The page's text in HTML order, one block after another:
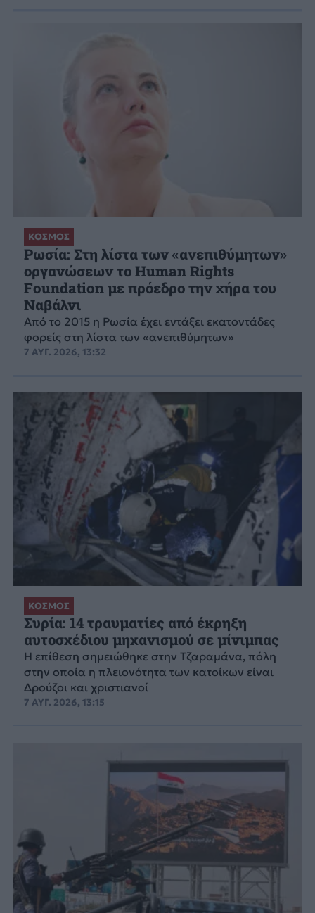
ΚΟΣΜΟΣ
Ρωσία: Στη λίστα των «ανεπιθύμητων»
οργανώσεων το Human Rights
Foundation με πρόεδρο την χήρα του
Ναβάλνι
Από το 2015 η Ρωσία έχει εντάξει εκατοντάδες
φορείς στη λίστα των «ανεπιθύμητων»
7 ΑΥΓ. 2026, 13:32
ΚΟΣΜΟΣ
Συρία: 14 τραυματίες από έκρηξη
αυτοσχέδιου μηχανισμού σε μίνιμπας
Η επίθεση σημειώθηκε στην Τζαραμάνα, πόλη
στην οποία η πλειονότητα των κατοίκων είναι
Δρούζοι και χριστιανοί
7 ΑΥΓ. 2026, 13:15